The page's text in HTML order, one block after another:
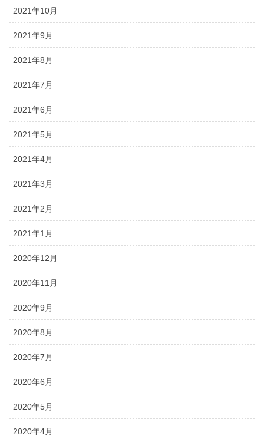
2021年10月
2021年9月
2021年8月
2021年7月
2021年6月
2021年5月
2021年4月
2021年3月
2021年2月
2021年1月
2020年12月
2020年11月
2020年9月
2020年8月
2020年7月
2020年6月
2020年5月
2020年4月